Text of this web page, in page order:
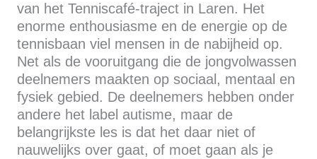
van het Tenniscafé-traject in Laren. Het
enorme enthousiasme en de energie op de
tennisbaan viel mensen in de nabijheid op.
Net als de vooruitgang die de jongvolwassen
deelnemers maakten op sociaal, mentaal en
fysiek gebied. De deelnemers hebben onder
andere het label autisme, maar de
belangrijkste les is dat het daar niet of
nauwelijks over gaat, of moet gaan als je